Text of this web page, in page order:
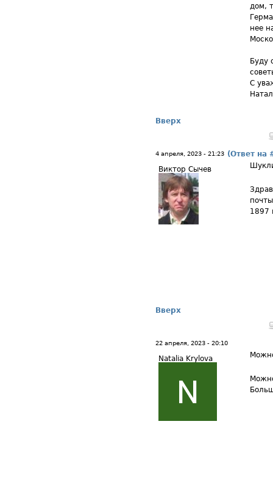
дом,
нее
Буду
С
Вверх
4 апреля, 2023 - 21:23 (Ответ на
Виктор Сычев
1897
Вверх
22 апреля, 2023 - 20:10
Natalia Krylova